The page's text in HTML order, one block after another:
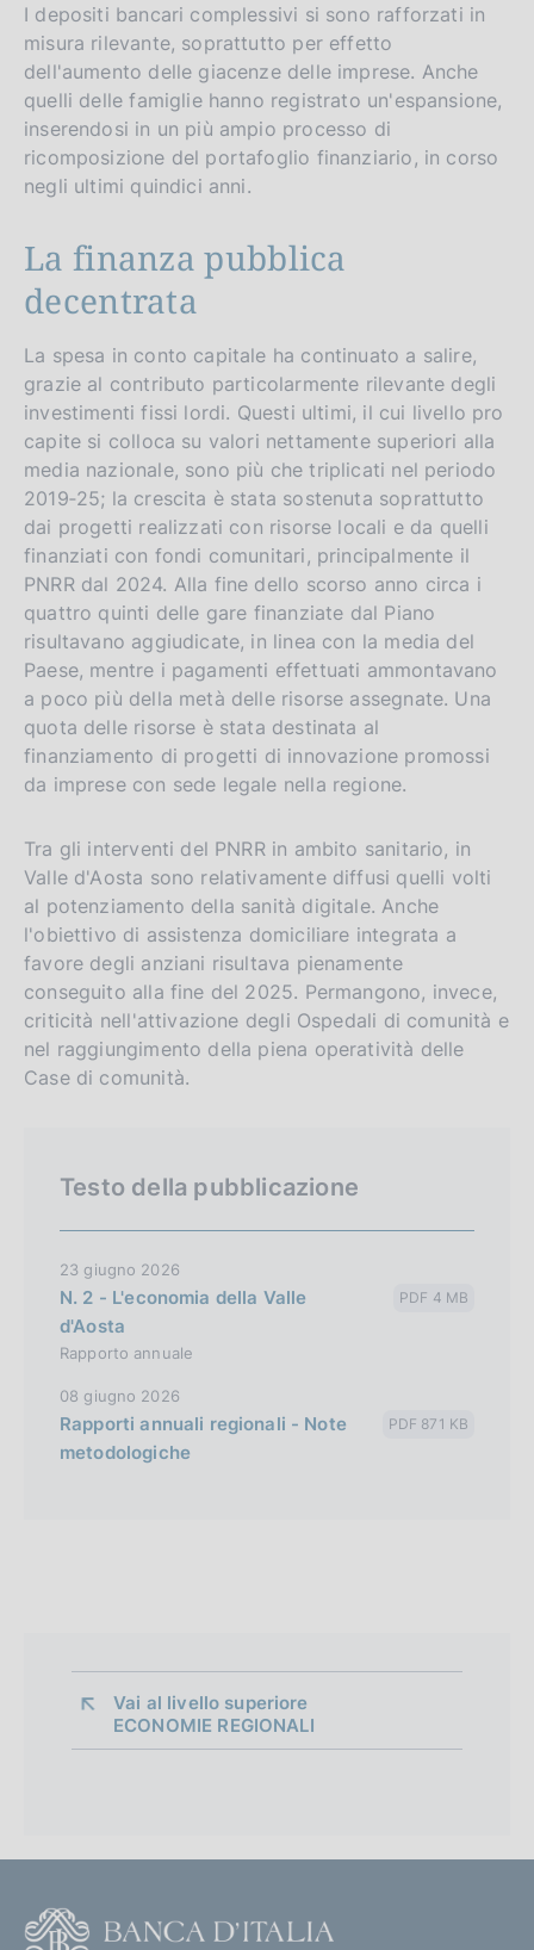
I depositi bancari complessivi si sono rafforzati in
misura rilevante, soprattutto per effetto
dell'aumento delle giacenze delle imprese. Anche
quelli delle famiglie hanno registrato un'espansione,
inserendosi in un più ampio processo di
ricomposizione del portafoglio finanziario, in corso
negli ultimi quindici anni.
La finanza pubblica
decentrata
La spesa in conto capitale ha continuato a salire,
grazie al contributo particolarmente rilevante degli
investimenti fissi lordi. Questi ultimi, il cui livello pro
capite si colloca su valori nettamente superiori alla
media nazionale, sono più che triplicati nel periodo
2019‑25; la crescita è stata sostenuta soprattutto
dai progetti realizzati con risorse locali e da quelli
finanziati con fondi comunitari, principalmente il
PNRR dal 2024. Alla fine dello scorso anno circa i
quattro quinti delle gare finanziate dal Piano
risultavano aggiudicate, in linea con la media del
Paese, mentre i pagamenti effettuati ammontavano
a poco più della metà delle risorse assegnate. Una
quota delle risorse è stata destinata al
finanziamento di progetti di innovazione promossi
da imprese con sede legale nella regione.
Tra gli interventi del PNRR in ambito sanitario, in
Valle d'Aosta sono relativamente diffusi quelli volti
al potenziamento della sanità digitale. Anche
l'obiettivo di assistenza domiciliare integrata a
favore degli anziani risultava pienamente
conseguito alla fine del 2025. Permangono, invece,
criticità nell'attivazione degli Ospedali di comunità e
nel raggiungimento della piena operatività delle
Case di comunità.
Testo della pubblicazione
23 giugno 2026
N. 2 - L'economia della Valle
d'Aosta
PDF 4 MB
Rapporto annuale
08 giugno 2026
Rapporti annuali regionali - Note
metodologiche
PDF 871 KB
Vai al livello superiore
ECONOMIE REGIONALI